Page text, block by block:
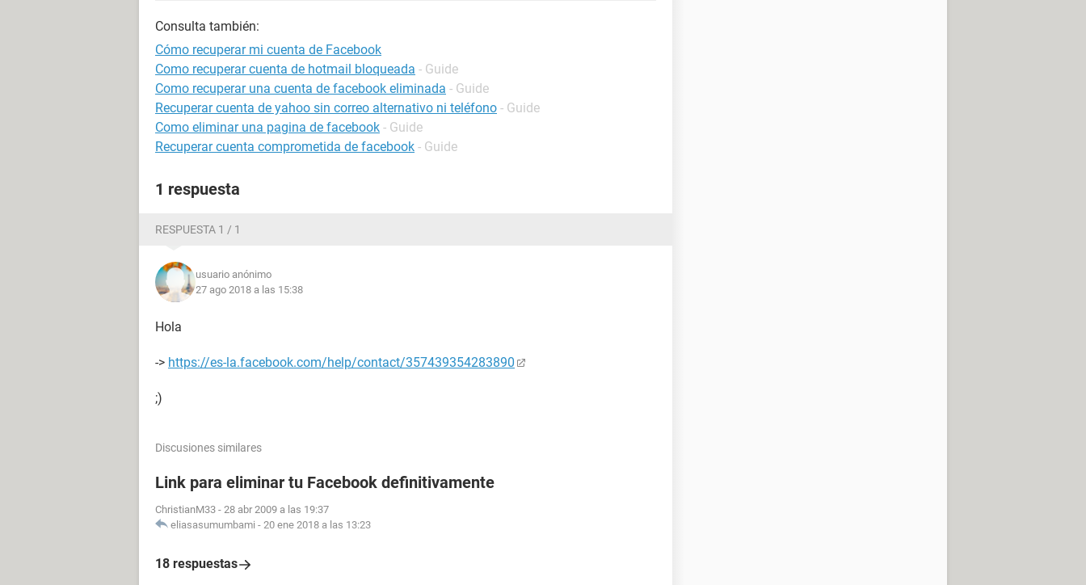
Consulta también:
Cómo recuperar mi cuenta de Facebook
Como recuperar cuenta de hotmail bloqueada - Guide
Como recuperar una cuenta de facebook eliminada - Guide
Recuperar cuenta de yahoo sin correo alternativo ni teléfono - Guide
Como eliminar una pagina de facebook - Guide
Recuperar cuenta comprometida de facebook - Guide
1 respuesta
RESPUESTA 1 / 1
usuario anónimo
27 ago 2018 a las 15:38
Hola
-> https://es-la.facebook.com/help/contact/357439354283890
;)
Discusiones similares
Link para eliminar tu Facebook definitivamente
ChristianM33 - 28 abr 2009 a las 19:37
eliasasumumbami - 20 ene 2018 a las 13:23
18 respuestas